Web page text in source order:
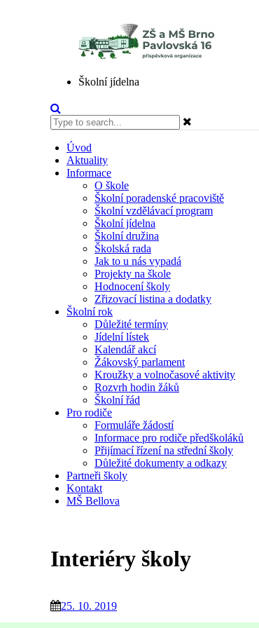
Školní jídelna
Úvod
Aktuality
Informace
O škole
Školní poradenské pracoviště
Školní vzdělávací program
Školní jídelna
Školní družina
Školská rada
Jak to u nás vypadá
Projekty na škole
Hodnocení školy
Zřizovací listina a dodatky
Školní rok
Důležité termíny
Jídelní lístek
Kalendář akcí
Žákovský parlament
Kroužky a volnočasové aktivity
Rozvrh hodin žáků
Školní řád
Pro rodiče
Formuláře žádostí
Informace pro rodiče předškoláků
Přijímací řízení na střední školy
Důležité dokumenty a odkazy
Partneři školy
Kontakt
MŠ Bellova
Interiéry školy
25. 10. 2019